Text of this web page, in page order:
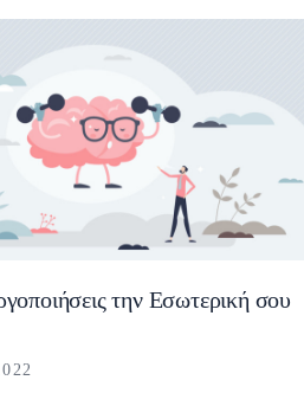
την Εσωτερική σου